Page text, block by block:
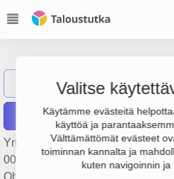
Valitse
Käytämme evästeitä
käyttöä ja
Välttämättömät evästeet
toiminnan kannalta ja
kuten navigoinnin ja
Näytä haku
Raportit
Yrityksen ebblo Finland Oy
000 € ja henkilöstömäärä 5. Sen
Ohjelmistojen suunnittelu ja